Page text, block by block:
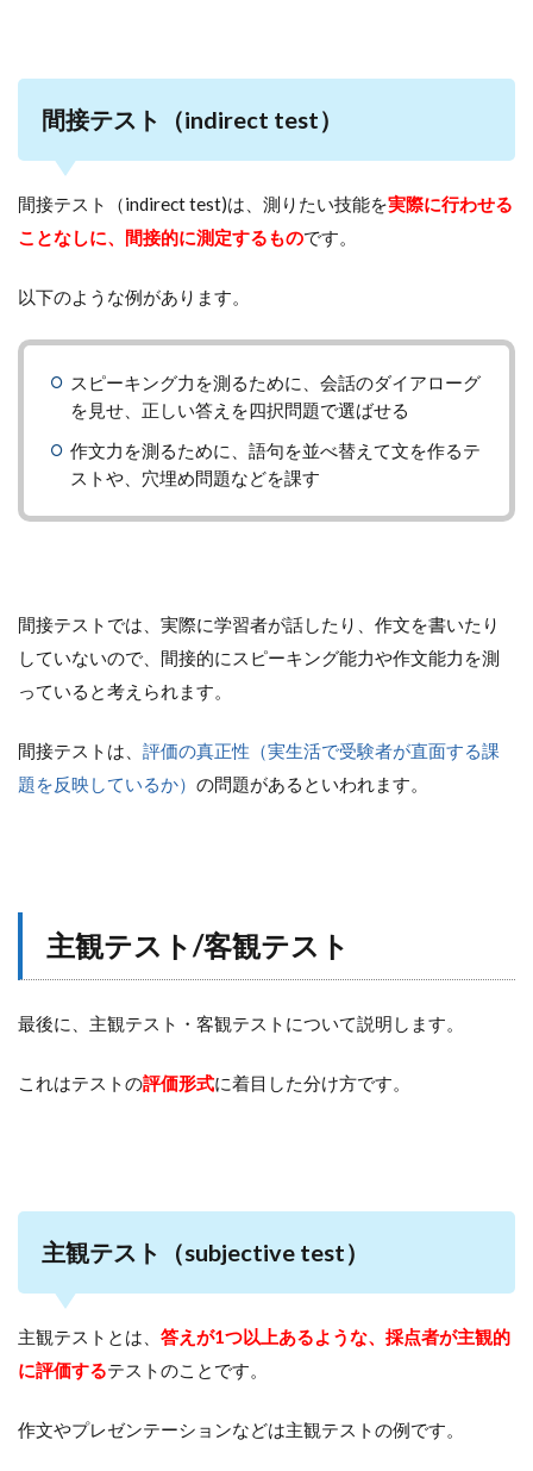
間接テスト（indirect test）
間接テスト（indirect test)は、測りたい技能を実際に行わせる
ことなしに、間接的に測定するものです。
以下のような例があります。
スピーキング力を測るために、会話のダイアローグ
を見せ、正しい答えを四択問題で選ばせる
作文力を測るために、語句を並べ替えて文を作るテ
ストや、穴埋め問題などを課す
間接テストでは、実際に学習者が話したり、作文を書いたり
していないので、間接的にスピーキング能力や作文能力を測
っていると考えられます。
間接テストは、 評価の真正性（実生活で受験者が直面する課
題を反映しているか） の問題があるといわれます。
主観テスト/客観テスト
最後に、主観テスト・客観テストについて説明します。
これはテストの評価形式に着目した分け方です。
主観テスト（subjective test）
主観テストとは、 答えが1つ以上あるような、採点者が主観的
に評価するテストのことです。
作文やプレゼンテーションなどは主観テストの例です。